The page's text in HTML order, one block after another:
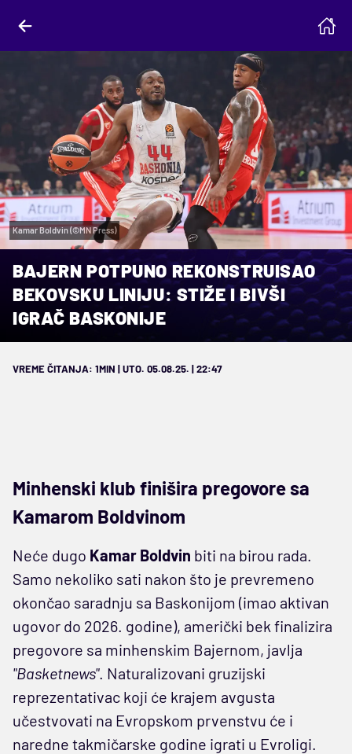
Kamar Boldvin (©MN Press)
BAJERN POTPUNO REKONSTRUISAO
BEKOVSKU LINIJU: STIŽE I BIVŠI
IGRAČ BASKONIJE
VREME ČITANJA: 1MIN | UTO. 05.08.25. | 22:47
Minhenski klub finišira pregovore sa
Kamarom Boldvinom
Neće dugo Kamar Boldvin biti na birou rada.
Samo nekoliko sati nakon što je prevremeno
okončao saradnju sa Baskonijom (imao aktivan
ugovor do 2026. godine), američki bek finalizira
pregovore sa minhenskim Bajernom, javlja
"Basketnews". Naturalizovani gruzijski
reprezentativac koji će krajem avgusta
učestvovati na Evropskom prvenstvu će i
naredne takmičarske godine igrati u Evroligi.